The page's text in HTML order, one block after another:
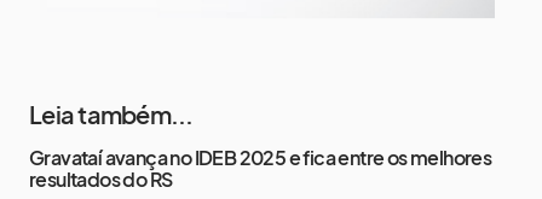
Leia também...
Gravataí avança no IDEB 2025 e fica entre os melhores
resultados do RS